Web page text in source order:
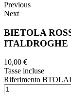
Previous
Next
BIETOLA
ITALDROGHE
10,00 €
Tasse incluse
Riferimento